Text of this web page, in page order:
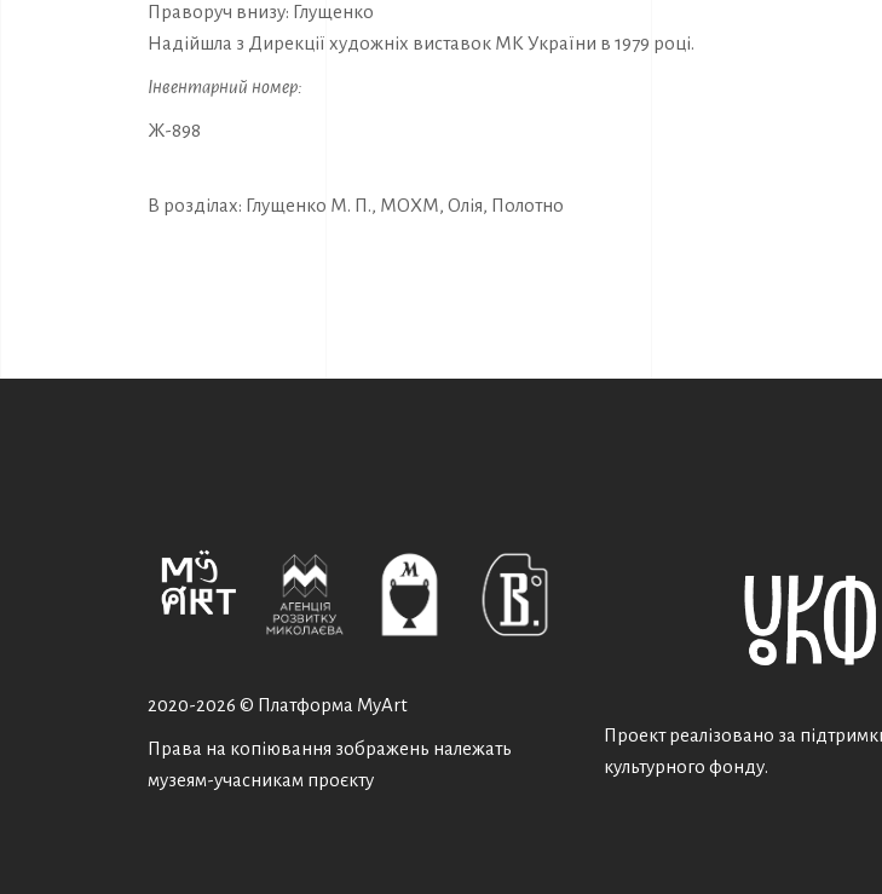
Праворуч внизу: Глущенко
Надійшла з Дирекції художніх виставок МК України в 1979 році.
Інвентарний номер:
Ж-898
В розділах: Глущенко М. П., МОХМ, Олія, Полотно
2020-2026 © Платформа MyArt
Права на копіювання зображень належать
музеям-учасникам проєкту
Проект реалізовано за
культурного фонду.